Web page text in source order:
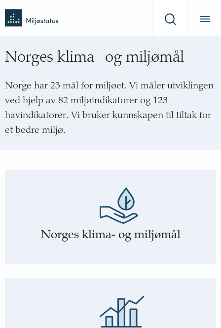
Miljøstatus
til
forsiden
Søk
Norges klima- og miljømål
Norge har 23 mål for miljøet. Vi måler utviklingen
ved hjelp av 82 miljøindikatorer og 123
havindikatorer. Vi bruker kunnskapen til tiltak for
et bedre miljø.
Norges klima- og miljømål